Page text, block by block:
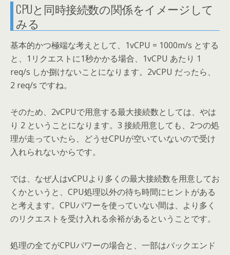
CPUと同時接続数の関係をイメージして
みる
基本的かつ極端な考えとして、1vCPU = 1000m/s とする
と、1リクエストに1秒かかる場合、1vCPU あたり 1
req/s しか捌けないことになります。2vCPU だったら、
2 req/s ですね。
そのため、2vCPUで用意する最大接続数としては、やは
り 2 ということになります。3 接続用意しても、2つの処
理が走っていたら、どうせCPUが空いていないので受け
入れられないからです。
では、なぜ人はvCPUより多くの最大接続数を用意してお
くかというと、CPU処理以外の待ち時間にヒントがある
と考えます。CPUパワーを使っていない間は、より多く
のリクエストを受け入れる余裕があるということです。
処理の全てがCPUパワーの場合と、一部はバックエンド